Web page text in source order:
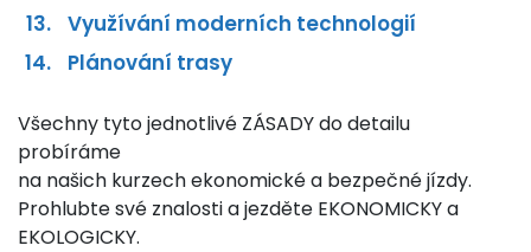
Využívání moderních technologií
Plánování trasy
Všechny tyto jednotlivé ZÁSADY do detailu
probíráme
na našich kurzech ekonomické a bezpečné jízdy.
Prohlubte své znalosti a jezděte EKONOMICKY a
EKOLOGICKY.